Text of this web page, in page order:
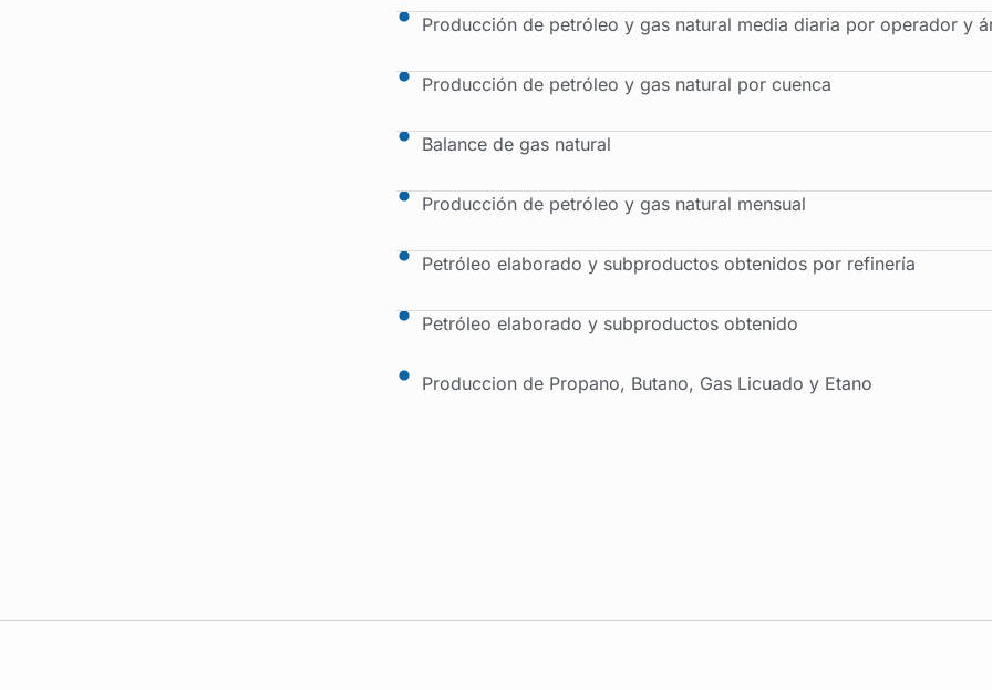
Producción de petróleo y gas natural media diaria por operador y
Producción de petróleo y gas natural por cuenca
Balance de gas natural
Producción de petróleo y gas natural mensual
Petróleo elaborado y subproductos obtenidos por refinería
Petróleo elaborado y subproductos obtenido
Produccion de Propano, Butano, Gas Licuado y Etano